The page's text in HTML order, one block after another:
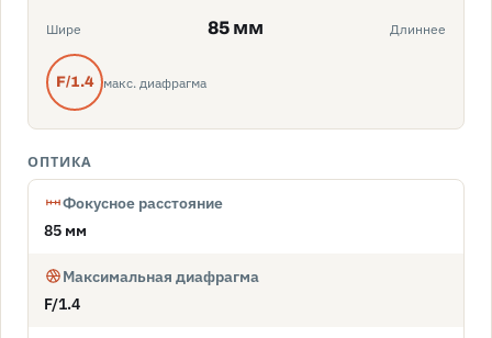
Шире 85 мм Длиннее
F/1.4 макс. диафрагма
ОПТИКА
Фокусное расстояние
85 мм
Максимальная диафрагма
F/1.4